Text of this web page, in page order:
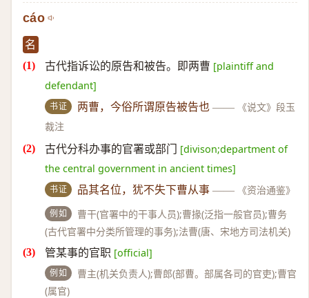
cáo
名
古代指诉讼的原告和被告。即两曹 [plaintiff and
defendant]
书证 两曹，今俗所谓原告被告也 ——
《说文》段玉
裁注
古代分科办事的官署或部门 [divison;department of
the central government in ancient times]
书证 品其名位，犹不失下曹从事 —— 《资治通鉴》
例如
曹干(官署中的干事人员);曹掾(泛指一般官员);曹务
(古代官署中分类所管理的事务);法曹(唐、宋地方司法机关)
管某事的官职 [official]
例如
曹主(机关负责人);曹郎(部曹。部属各司的官吏);曹官
(属官)